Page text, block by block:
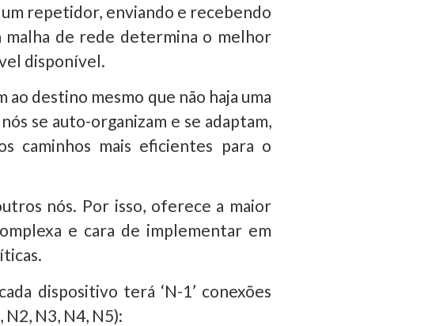
repetidor, enviando e recebendo
malha de rede determina o melhor
disponível.
ao destino mesmo que não haja uma
se auto-organizam e se adaptam,
caminhos mais eficientes para o
nós. Por isso, oferece a maior
e cara de implementar em
dispositivo terá ‘N-1’ conexões
N3, N4, N5):